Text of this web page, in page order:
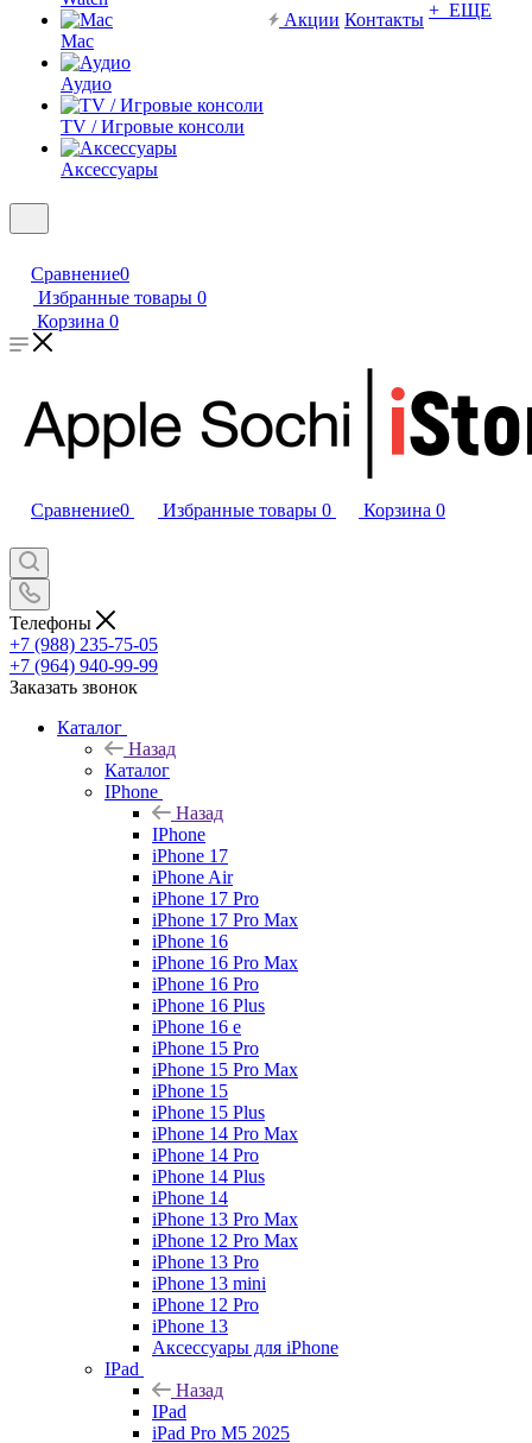
Mac
Аудио
TV / Игровые консоли
Аксессуары
Акции Контакты + ЕЩЕ
Сравнение0
Избранные товары 0
Корзина 0
Сравнение0 Избранные товары 0 Корзина 0
Телефоны
+7 (988) 235-75-05
+7 (964) 940-99-99
Заказать звонок
Каталог
Назад
Каталог
IPhone
Назад
IPhone
iPhone 17
iPhone Air
iPhone 17 Pro
iPhone 17 Pro Max
iPhone 16
iPhone 16 Pro Max
iPhone 16 Pro
iPhone 16 Plus
iPhone 16 e
iPhone 15 Pro
iPhone 15 Pro Max
iPhone 15
iPhone 15 Plus
iPhone 14 Pro Max
iPhone 14 Pro
iPhone 14 Plus
iPhone 14
iPhone 13 Pro Max
iPhone 12 Pro Max
iPhone 13 Pro
iPhone 13 mini
iPhone 12 Pro
iPhone 13
Аксессуары для iPhone
IPad
Назад
IPad
iPad Pro M5 2025